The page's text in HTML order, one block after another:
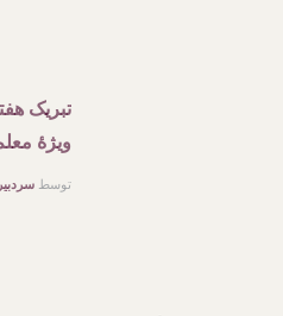
ویژۀ
توسط